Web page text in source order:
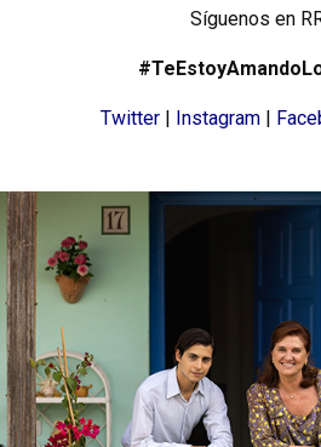
Síguenos en
Twitter | Instagram |